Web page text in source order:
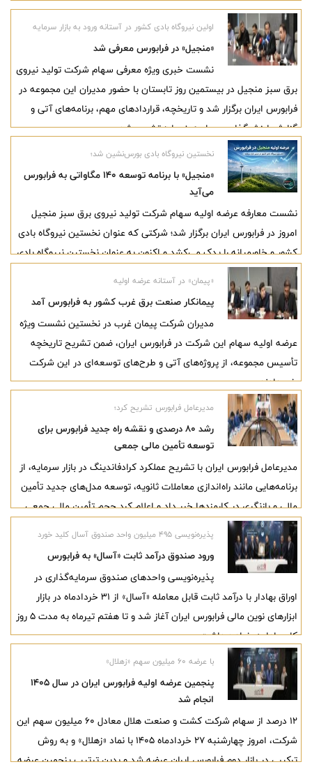
برگزار شد و اعضای جدید هیئت‌مدیره فرابورس ایران انتخاب شدند.
اولین نیروگاه بادی کشور در آستانه ورود به بازار سرمایه
«منجیل» در فرابورس معرفی شد
نشست خبری ویژه معرفی سهام شرکت تولید نیروی
برق سبز منجیل در بیستمین روز تابستان با حضور مدیران این مجموعه در
فرابورس ایران برگزار شد و تاریخچه، قراردادهای مهم، برنامه‌های آتی و
گزارش ارزش‌گذاری سهام «منجیل» تشریح شد.
نخستین نیروگاه بادی بورس‌نشین شد؛
«منجیل» با برنامه توسعه ۱۴۰ مگاواتی به فرابورس
می‌آید
نشست معارفه عرضه اولیه سهام شرکت تولید نیروی برق سبز منجیل
امروز در فرابورس ایران برگزار شد؛ شرکتی که عنوان نخستین نیروگاه بادی
کشور و خاورمیانه را یدک می‌کشد و اکنون به عنوان نخستین نیروگاه بادی
آماده ورود به بازار سرمایه شده است. مدیران شرکت در این نشست ضمن
تشریح عملکرد و برنامه‌های توسعه، از رشد سودآوری، توسعه ظرفیت
تولید، قراردادهای تضمینی فروش برق و چشم‌انداز مثبت درآمدهای آتی
«پیمان» در آستانه عرضه اولیه
پیمانکار صنعت برق غرب کشور به فرابورس آمد
مدیران شرکت پیمان غرب در نخستین نشست ویژه
عرضه اولیه سهام این شرکت در فرابورس ایران، ضمن تشریح تاریخچه
تأسیس مجموعه، از پروژه‌های آتی و طرح‌های توسعه‌ای در این شرکت
خبر دادند.
مدیرعامل فرابورس تشریح کرد؛
رشد ۸۰ درصدی و نقشه راه جدید فرابورس برای
توسعه تأمین مالی جمعی
مدیرعامل فرابورس ایران با تشریح عملکرد کرادفاندینگ در بازار سرمایه، از
برنامه‌هایی مانند راه‌اندازی معاملات ثانویه، توسعه مدل‌های جدید تأمین
مالی و بازنگری در کارمزدها خبر داد و اعلام کرد حجم تأمین مالی جمعی
است.
پذیره‌نویسی ۴۹۵ میلیون واحد صندوق آسال کلید خورد
ورود صندوق درآمد ثابت «آسال» به فرابورس
پذیره‌نویسی واحدهای صندوق سرمایه‌گذاری در
اوراق بهادار با درآمد ثابت قابل معامله «آسال» از ۳۱ خردادماه در بازار
ابزارهای نوین مالی فرابورس ایران آغاز شد و تا هفتم تیرماه به مدت ۵ روز
کاری ادامه خواهد داشت.
با عرضه ۶۰ میلیون سهم «زهلال»
پنجمین عرضه اولیه فرابورس ایران در سال ۱۴۰۵
انجام شد
12 درصد از سهام شرکت کشت و صنعت هلال معادل ۶۰ میلیون سهم این
شرکت، امروز چهارشنبه ۲۷ خردادماه ۱۴۰۵ با نماد «زهلال» و به روش
ترکیبی در بازار دوم فرابورس ایران عرضه شد و بدین‌ ترتیب پنجمین عرضه